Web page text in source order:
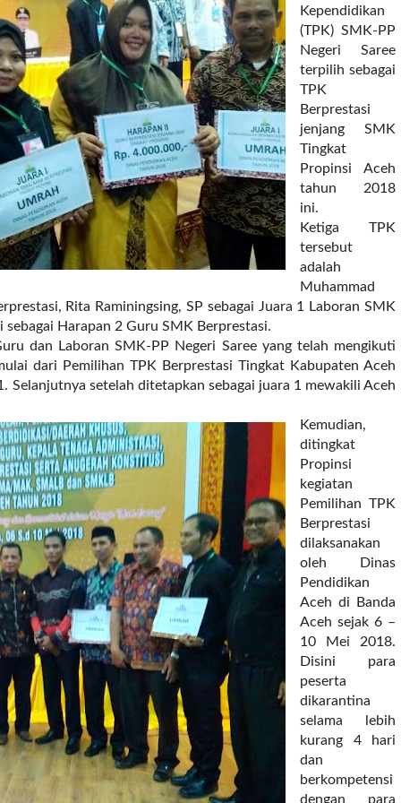
Kependidikan
(TPK) SMK-PP
Negeri Saree
terpilih sebagai
TPK
Berprestasi
jenjang SMK
Tingkat
Propinsi Aceh
tahun 2018
ini.
Ketiga TPK
tersebut
adalah
Muhammad
Rita Raminingsing, SP sebagai Juara 1 Laboran SMK
Harapan 2 Guru SMK Berprestasi.
dan Laboran SMK-PP Negeri Saree yang telah mengikuti
dari Pemilihan TPK Berprestasi Tingkat Kabupaten Aceh
Selanjutnya setelah ditetapkan sebagai juara 1 mewakili Aceh
Kemudian,
ditingkat
Propinsi
kegiatan
Pemilihan TPK
Berprestasi
dilaksanakan
oleh Dinas
Pendidikan
Aceh di Banda
Aceh sejak 6 –
10 Mei 2018.
Disini para
peserta
dikarantina
selama lebih
kurang 4 hari
dan
berkompetensi
dengan para